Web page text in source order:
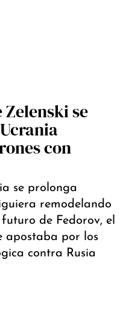
se
con
se prolonga
remodelando
de Fedorov, el
apostaba por los
contra Rusia